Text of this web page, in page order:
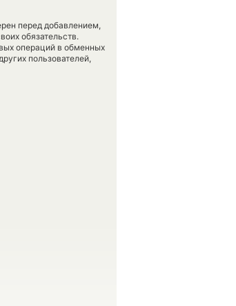
перед добавлением,
обязательств.
операций в обменных
пользователей,